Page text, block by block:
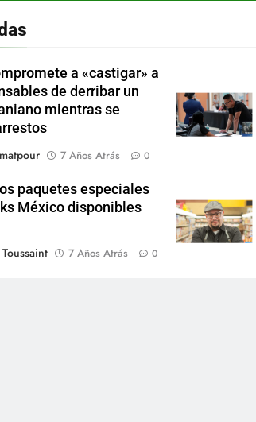
a «castigar» a
de derribar un
mientras se
7 Años Atrás 0
paquetes especiales
México disponibles
7 Años Atrás 0